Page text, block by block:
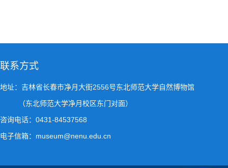
联系方式
地址：吉林省长春市净月大街2556号东北师范大学自然博物馆
（东北师范大学净月校区东门对面）
咨询电话：0431-84537568
电子信箱：museum@nenu.edu.cn